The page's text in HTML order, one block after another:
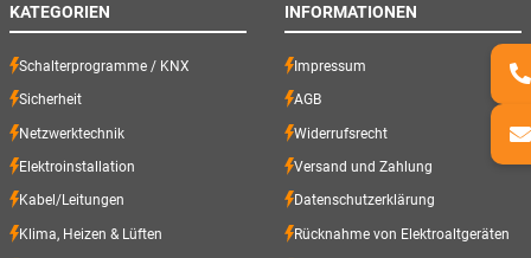
KATEGORIEN
Schalterprogramme / KNX
Sicherheit
Netzwerktechnik
Elektroinstallation
Kabel/Leitungen
Klima, Heizen & Lüften
INFORMATIONEN
Impressum
AGB
Widerrufsrecht
Versand und Zahlung
Datenschutzerklärung
Rücknahme von Elektroaltgeräten